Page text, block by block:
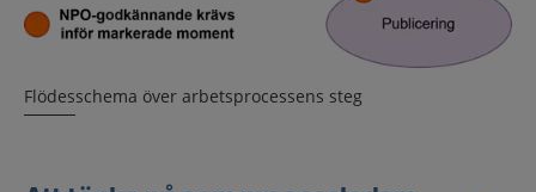
Flödesschema över arbetsprocessens steg